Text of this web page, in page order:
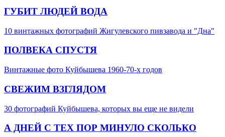
ГУБИТ ЛЮДЕЙ ВОДА
10 винтажных фотографий Жигулевского пивзавода и "Дна"
ПОЛВЕКА СПУСТЯ
Винтажные фото Куйбышева 1960-70-х годов
СВЕЖИМ ВЗГЛЯДОМ
30 фотографий Куйбышева, которых вы еще не видели
А ДНЕЙ С ТЕХ ПОР МИНУЛО СКОЛЬКО